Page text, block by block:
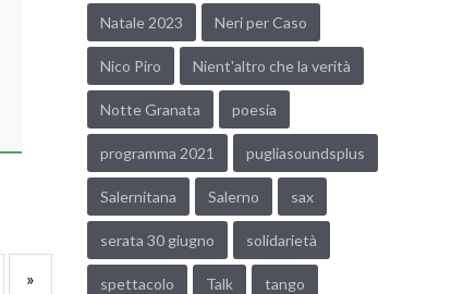
»
Natale 2023 Neri per Caso
Nico Piro Nient'altro che la verità
Notte Granata poesia
programma 2021 pugliasoundsplus
Salernitana Salerno sax
serata 30 giugno solidarietà
spettacolo Talk tango